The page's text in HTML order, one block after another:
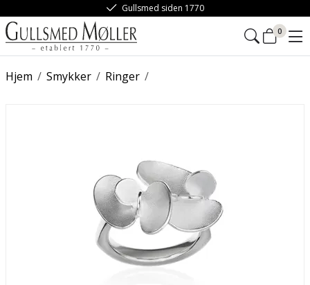
Gullsmed siden 1770
0
/
Hjem /
Smykker /
Ringer